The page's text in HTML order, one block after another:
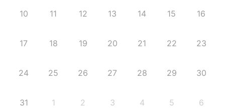
10 11 12 13 14 15 16
17 18 19 20 21 22 23
24 25 26 27 28 29 30
31 1 2 3 4 5 6